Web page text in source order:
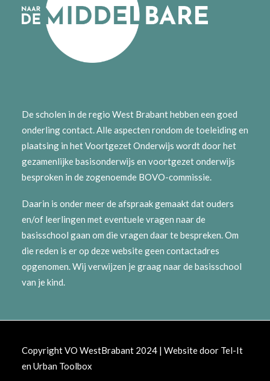
De scholen in de regio West Brabant hebben een goed
onderling contact. Alle aspecten rondom de toeleiding en
plaatsing in het Voortgezet Onderwijs wordt door het
gezamenlijke basisonderwijs en voortgezet onderwijs
besproken in de zogenoemde BOVO-commissie.
Daarin is onder meer de afspraak gemaakt dat ouders
en/of leerlingen met eventuele vragen naar de
basisschool gaan om die vragen daar te bespreken. Om
die reden is er op deze website geen contactadres
opgenomen. Wij verwijzen je graag naar de basisschool
van je kind.
Copyright VO WestBrabant 2024 | Website door Tel-It
enUrban Toolbox